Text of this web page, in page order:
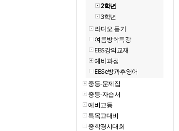
2학년
3학년
라디오 듣기
여름방학특강
EBS강의교재
예비과정
EBSe방과후영어
중등-문제집
중등-자습서
예비고등
특목고대비
중학경시대회